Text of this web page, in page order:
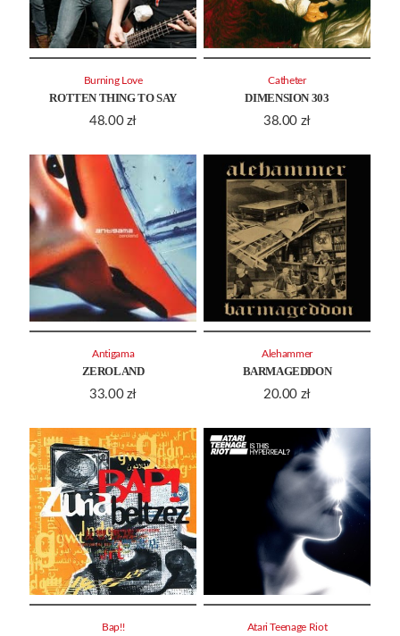
ROTTEN THING TO SAY
48.00 zł
Burning Love
DIMENSION 303
38.00 zł
Catheter
ZEROLAND
33.00 zł
Antigama
BARMAGEDDON
20.00 zł
Alehammer
Bap!! Atari Teenage Riot